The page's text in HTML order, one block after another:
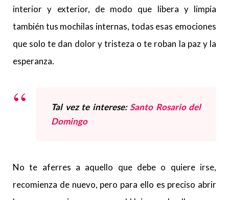
interior y exterior, de modo que libera y limpia
también tus mochilas internas, todas esas emociones
que solo te dan dolor y tristeza o te roban la paz y la
esperanza.
Tal vez te interese:Santo Rosario del
Domingo
No te aferres a aquello que debe o quiere irse,
recomienza de nuevo, pero para ello es preciso abrir